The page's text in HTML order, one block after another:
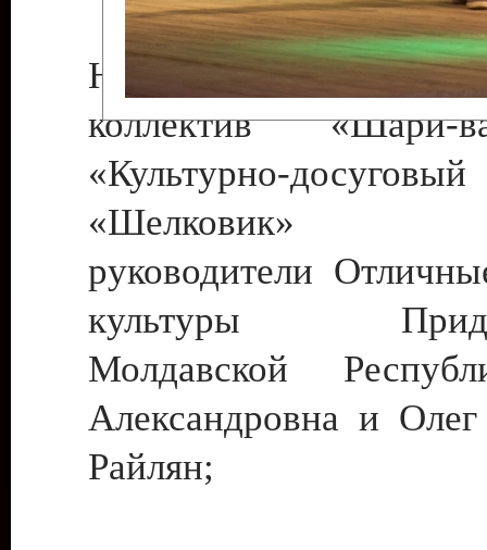
Народный цирковой
коллектив
«Культурно-
«Шелковик»
руководители
культуры
Молдавской
Александровна и
Райлян;